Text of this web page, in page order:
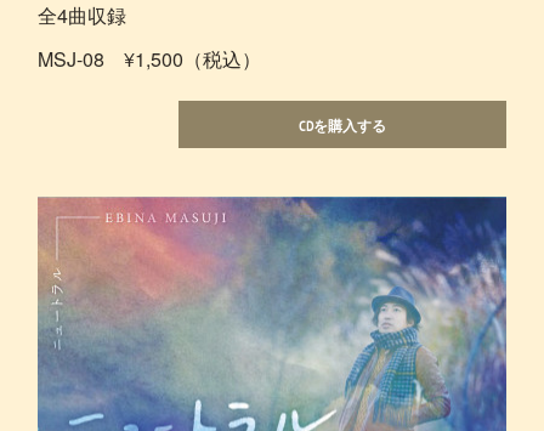
全4曲収録
MSJ-08 ¥1,500（税込）
CDを購入する